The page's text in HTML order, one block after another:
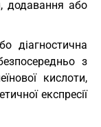
додавання або
діагностична
з
кислоти,
експресії